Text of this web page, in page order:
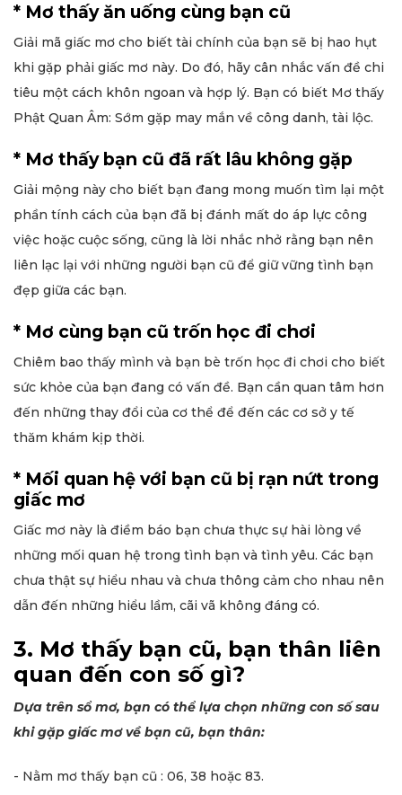
* Mơ thấy ăn uống cùng bạn cũ
Giải mã giấc mơ cho biết tài chính của bạn sẽ bị hao hụt
khi gặp phải giấc mơ này. Do đó, hãy cân nhắc vấn đề chi
tiêu một cách khôn ngoan và hợp lý. Bạn có biết Mơ thấy
Phật Quan Âm: Sớm gặp may mắn về công danh, tài lộc.
* Mơ thấy bạn cũ đã rất lâu không gặp
Giải mộng này cho biết bạn đang mong muốn tìm lại một
phần tính cách của bạn đã bị đánh mất do áp lực công
việc hoặc cuộc sống, cũng là lời nhắc nhở rằng bạn nên
liên lạc lại với những người bạn cũ để giữ vững tình bạn
đẹp giữa các bạn.
* Mơ cùng bạn cũ trốn học đi chơi
Chiêm bao thấy mình và bạn bè trốn học đi chơi cho biết
sức khỏe của bạn đang có vấn đề. Bạn cần quan tâm hơn
đến những thay đổi của cơ thể để đến các cơ sở y tế
thăm khám kịp thời.
* Mối quan hệ với bạn cũ bị rạn nứt trong
giấc mơ
Giấc mơ này là điềm báo bạn chưa thực sự hài lòng về
những mối quan hệ trong tình bạn và tình yêu. Các bạn
chưa thật sự hiểu nhau và chưa thông cảm cho nhau nên
dẫn đến những hiểu lầm, cãi vã không đáng có.
3. Mơ thấy bạn cũ, bạn thân liên
quan đến con số gì?
Dựa trên sổ mơ, bạn có thể lựa chọn những con số sau
khi gặp giấc mơ về bạn cũ, bạn thân:
- Nằm mơ thấy bạn cũ : 06, 38 hoặc 83.